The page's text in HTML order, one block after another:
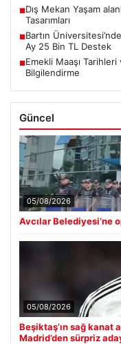
■Dış Mekan Yaşam
Tasarımları
■Bartın
Ay 25 Bin TL Destek
■Emekli Maaşı
Bilgilendirme
Güncel
05/08/2026
Avcılar Belediyesi’ne
05/08/2026
Beşiktaş’ın sağ kanat
Madrid’den sürpriz